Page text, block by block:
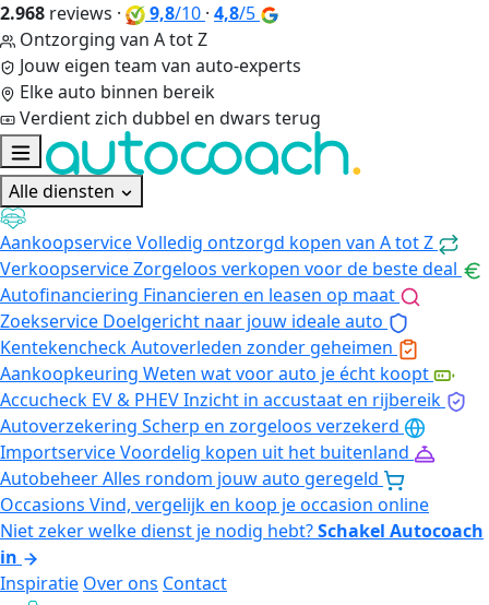
2.968 reviews · 9,8/10 · 4,8/5
Ontzorging van A tot Z
Jouw eigen team van auto-experts
Elke auto binnen bereik
Verdient zich dubbel en dwars terug
Alle diensten
AankoopserviceVolledig ontzorgd kopen van A tot Z
VerkoopserviceZorgeloos verkopen voor de beste deal
Autofinanciering Financieren en leasen op maat
Zoekservice Doelgericht naar jouw ideale auto
KentekencheckAutoverleden zonder geheimen
Aankoopkeuring Weten wat voor auto je écht koopt
Accucheck EV & PHEVInzicht in accustaat en rijbereik
Autoverzekering Scherp en zorgeloos verzekerd
ImportserviceVoordelig kopen uit het buitenland
AutobeheerAlles rondom jouw auto geregeld
Occasions Vind, vergelijk en koop je occasion online
Niet zeker welke dienst je nodig hebt?Schakel Autocoach
in
Inspiratie Over ons Contact